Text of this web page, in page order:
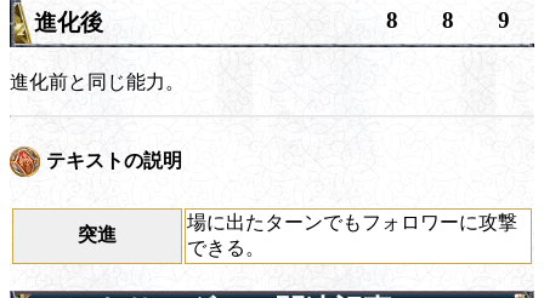
進化後 8 8 9
進化前と同じ能力。
テキストの説明
突進
場に出たターンでもフォロワーに攻撃
できる。